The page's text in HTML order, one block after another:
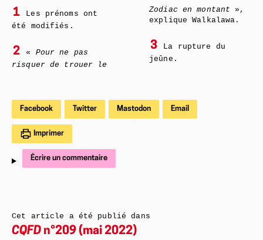
1
Les prénoms ont
été modifiés.
2 « Pour ne pas
risquer de trouer le
Zodiac en montant »,
explique Walkalawa.
3
La rupture du
jeûne.
Facebook Twitter Mastodon Email
Imprimer
Écrire un commentaire
Cet article a été publié dans
CQFD n°209 (mai 2022)